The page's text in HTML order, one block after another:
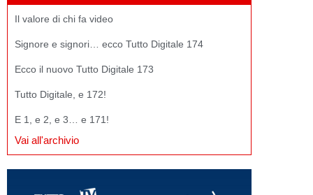
Il valore di chi fa video
Signore e signori… ecco Tutto Digitale 174
Ecco il nuovo Tutto Digitale 173
Tutto Digitale, e 172!
E 1, e 2, e 3… e 171!
Vai all'archivio